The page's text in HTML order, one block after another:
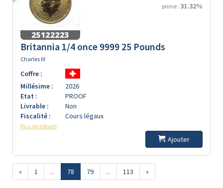
prime : 31.32%
Britannia 1/4 once 9999 25 Pounds
Charles III
Coffre :
Millésime :
2026
Etat :
PROOF
Livrable :
Non
Fiscalité :
Cours légaux
Plus de détails
Ajouter
« 1 ... 78 79 ... 113 »